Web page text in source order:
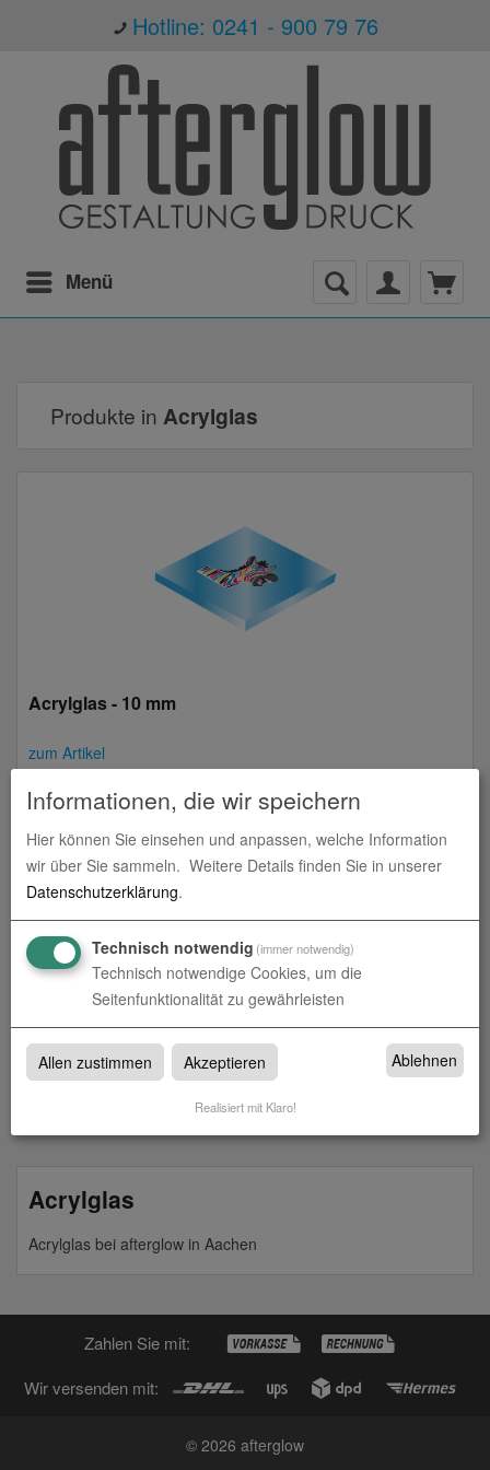
Hotline: 0241 - 900 79 76
Menü
Produkte in Acrylglas
Acrylglas - 10 mm
zum Artikel
Acrylglas - 3 mm
zum Artikel
Acrylglas
Acrylglas bei afterglow in Aachen
Zahlen Sie mit:
Wir versenden mit:
© 2026 afterglow
Informationen, die wir speichern
Hier können Sie einsehen und anpassen, welche Information
wir über Sie sammeln. Weitere Details finden Sie in unserer
Datenschutzerklärung.
Technisch notwendig (immer notwendig)
Technisch notwendige Cookies, um die
Seitenfunktionalität zu gewährleisten
Allen zustimmen Akzeptieren Ablehnen
Realisiert mit Klaro!